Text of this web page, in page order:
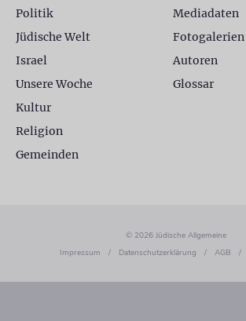
Politik
Jüdische Welt
Israel
Unsere Woche
Kultur
Religion
Gemeinden
Mediadaten
Fotogalerien
Autoren
Glossar
© 2026 Jüdische Allgemeine
Impressum
/ Datenschutzerklärung / AGB /